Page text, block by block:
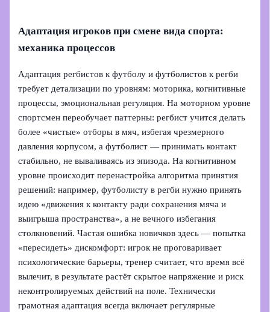
Адаптация игроков при смене вида спорта:
механика процессов
Адаптация регбистов к футболу и футболистов к регби
требует детализации по уровням: моторика, когнитивные
процессы, эмоциональная регуляция. На моторном уровне
спортсмен переобучает паттерны: регбист учится делать
более «чистые» отборы в мяч, избегая чрезмерного
давления корпусом, а футболист — принимать контакт
стабильно, не вываливаясь из эпизода. На когнитивном
уровне происходит перенастройка алгоритма принятия
решений: например, футболисту в регби нужно принять
идею «движения к контакту ради сохранения мяча и
выигрыша пространства», а не вечного избегания
столкновений. Частая ошибка новичков здесь — попытка
«пересидеть» дискомфорт: игрок не проговаривает
психологические барьеры, тренер считает, что время всё
вылечит, в результате растёт скрытое напряжение и риск
неконтролируемых действий на поле. Технически
грамотная адаптация всегда включает регулярные